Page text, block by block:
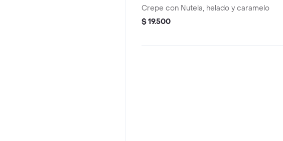
Crepe con Nutela, helado y caramelo
$ 19.500